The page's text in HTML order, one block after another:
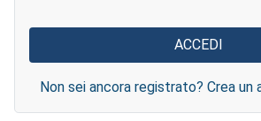
Non sei ancora registrato? Crea un